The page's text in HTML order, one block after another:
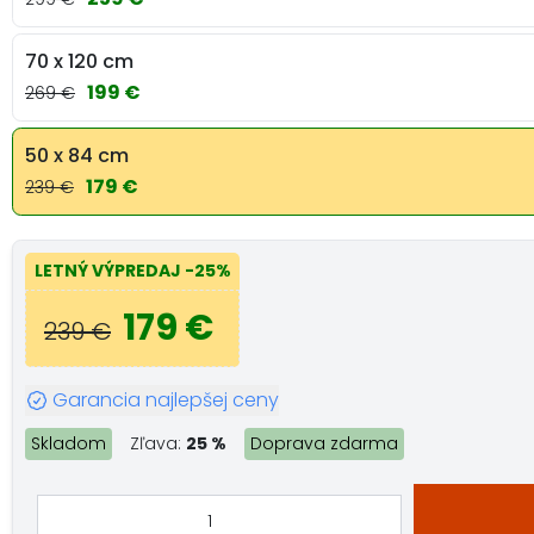
70 x 120 cm
269 € 199 €
50 x 84 cm
239 € 179 €
LETNÝ VÝPREDAJ -25%
239 € 179 €
Garancia najlepšej ceny
Skladom Zľava: 25 % Doprava zdarma